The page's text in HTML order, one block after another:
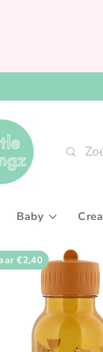
Zoeken
Baby
Babygym &
Bijtringen &
Fopspenen
€2,40